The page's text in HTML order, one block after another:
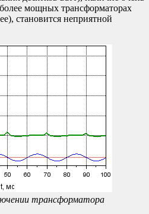
мощных трансформаторах
становится неприятной
трансформатора